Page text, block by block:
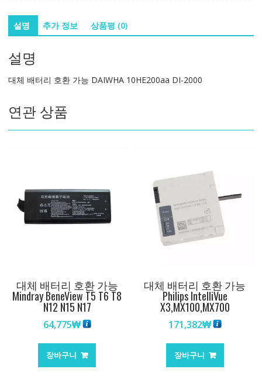
환
가
DAIWHA
10HE200aa
DI-
수
량
설명 추가 정보 상품평 (0)
설명
대체 배터리 호환 가능 DAIWHA 10HE200aa DI-2000
연관 상품
대체 배터리 호환 가능
Mindray BeneView T5 T6 T8
N12 N15 N17
64,775₩
장바구니
대체 배터리 호환 가능
Philips IntelliVue
X3,MX100,MX700
171,382₩
장바구니